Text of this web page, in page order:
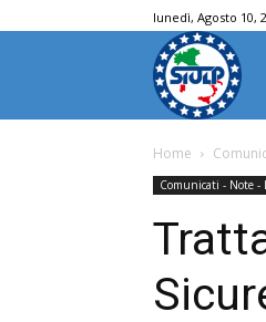
lunedì, Agosto 10,
Home
Comunicati - Note -